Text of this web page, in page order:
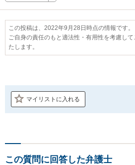
この投稿は、2022年9月28日時点の情報です。
ご自身の責任のもと適法性・有用性を考慮し
たします。
マイリストに入れる
この質問に回答した弁護士